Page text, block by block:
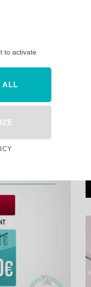
to activate
ALL